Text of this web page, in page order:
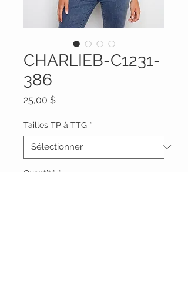
CHARLIEB-C1231-
386
25,00 $Prix
Tailles TP à TTG *
Quantité *